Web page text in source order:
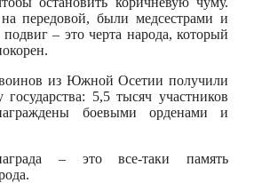
передовой, были медсестрами и
– это черта народа, который
воинов из Южной Осетии получили
5,5 тысяч участников
боевыми орденами и
– это все-таки память